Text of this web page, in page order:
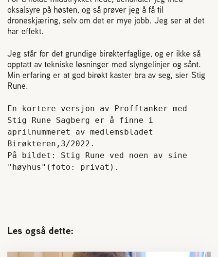
oksalsyre på høsten, og så prøver jeg å få til
droneskjæring, selv om det er mye jobb. Jeg ser at det
har effekt.
Jeg står for det grundige birøkterfaglige, og er ikke så
opptatt av tekniske løsninger med slyngelinjer og sånt.
Min erfaring er at god birøkt kaster bra av seg, sier Stig
Rune.
En kortere versjon av Profftanker med
Stig Rune Sagberg er å finne i
aprilnummeret av medlemsbladet
Birøkteren,3/2022.
På bildet: Stig Rune ved noen av sine
"høyhus"(foto: privat).
Les også dette: